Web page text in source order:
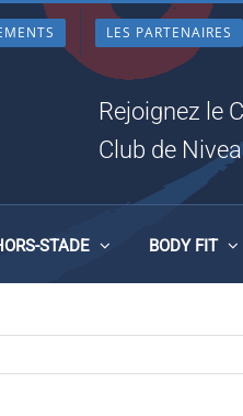
LES PARTENAIRES
Rejoignez le
Club de
STADE BODY FIT
POUSSINS